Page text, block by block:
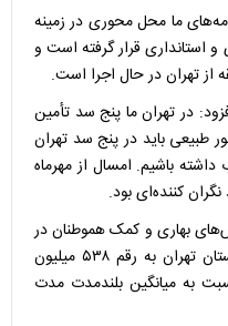
ما محل محوری در زمینه
استانداری قرار گرفته است و
از تهران در حال اجرا است.
در تهران ما پنج سد تأمین
طبیعی باید در پنج سد تهران
آب داشته باشیم. امسال از مهرماه
بهاری و کمک هموطنان در
مدیریت مصرف عدد ذخایر سد‌های استان تهران به رقم ۵۳۸ میلیون
به میانگین بلندمدت مدت